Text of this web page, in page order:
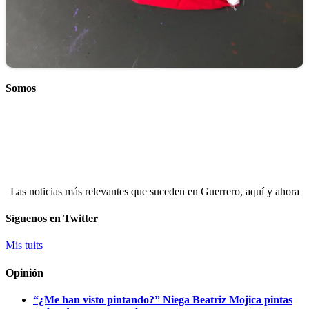
Somos
Las noticias más relevantes que suceden en Guerrero, aquí y ahora
Síguenos en Twitter
Mis tuits
Opinión
“¿Me han visto pintando?” Niega Beatriz Mojica pintas